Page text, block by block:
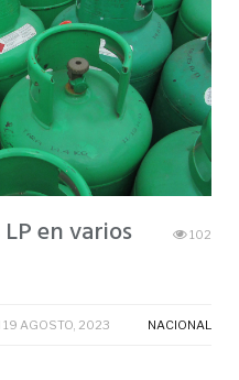
en varios
102
19 AGOSTO, 2023 NACIONAL